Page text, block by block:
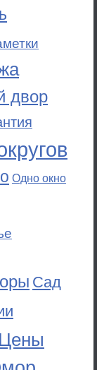
двор
Одно окно
Сад
Цены